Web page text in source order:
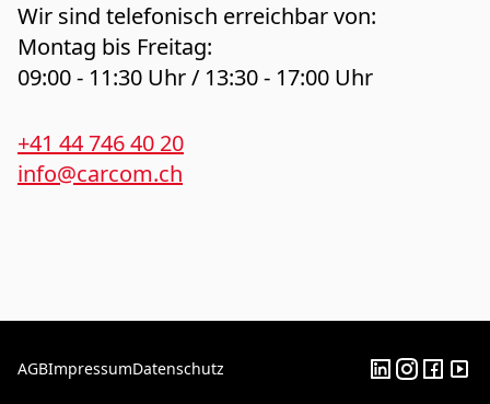
Wir sind telefonisch erreichbar von:
Montag bis Freitag:
09:00 - 11:30 Uhr / 13:30 - 17:00 Uhr
+41 44 746 40 20
info@carcom.ch
AGBImpressumDatenschutz